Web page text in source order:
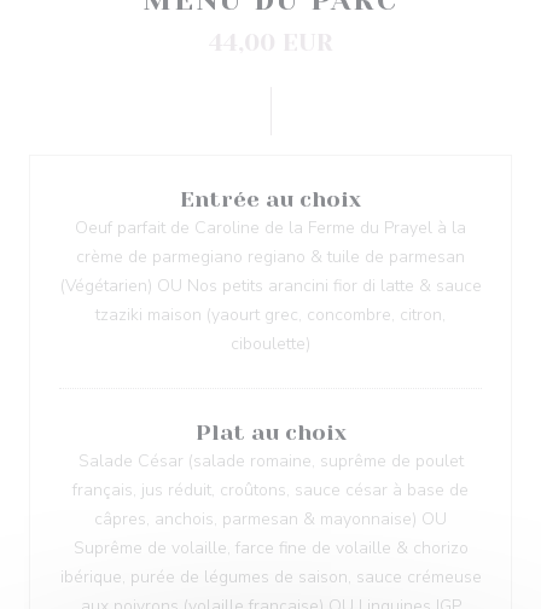
Entrée au choix
Oeuf parfait de Caroline de la Ferme du Prayel à la
crème de parmegiano regiano & tuile de parmesan
(Végétarien) OU Nos petits arancini fior di latte & sauce
tzaziki maison (yaourt grec, concombre, citron,
ciboulette)
Plat au choix
Salade César (salade romaine, suprême de poulet
français, jus réduit, croûtons, sauce césar à base de
câpres, anchois, parmesan & mayonnaise) OU
Suprême de volaille, farce fine de volaille & chorizo
ibérique, purée de légumes de saison, sauce crémeuse